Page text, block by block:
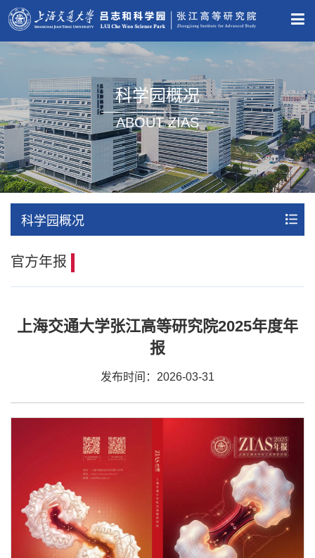
科学园概况
ABOUT ZIAS
科学园概况
官方年报
上海交通大学张江高等研究院2025年度年
报
发布时间：2026-03-31